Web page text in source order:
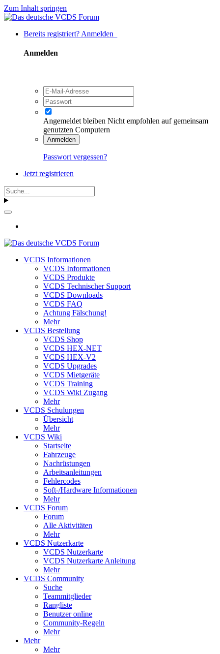
Zum Inhalt springen
Bereits registriert? Anmelden
Anmelden
Angemeldet bleiben Nicht empfohlen auf gemeinsam
genutzten Computern
Anmelden
Passwort vergessen?
Jetzt registrieren
VCDS Informationen
VCDS Informationen
VCDS Produkte
VCDS Technischer Support
VCDS Downloads
VCDS FAQ
Achtung Fälschung!
Mehr
VCDS Bestellung
VCDS Shop
VCDS HEX-NET
VCDS HEX-V2
VCDS Upgrades
VCDS Mietgeräte
VCDS Training
VCDS Wiki Zugang
Mehr
VCDS Schulungen
Übersicht
Mehr
VCDS Wiki
Startseite
Fahrzeuge
Nachrüstungen
Arbeitsanleitungen
Fehlercodes
Soft-/Hardware Informationen
Mehr
VCDS Forum
Forum
Alle Aktivitäten
Mehr
VCDS Nutzerkarte
VCDS Nutzerkarte
VCDS Nutzerkarte Anleitung
Mehr
VCDS Community
Suche
Teammitglieder
Rangliste
Benutzer online
Community-Regeln
Mehr
Mehr
Mehr